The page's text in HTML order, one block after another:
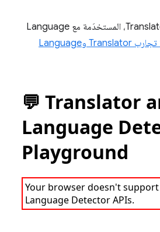
يمكنك الاطّلاع على Translator API، المستخدَمة مع Language
ساحة تجارب Translator وLanguage